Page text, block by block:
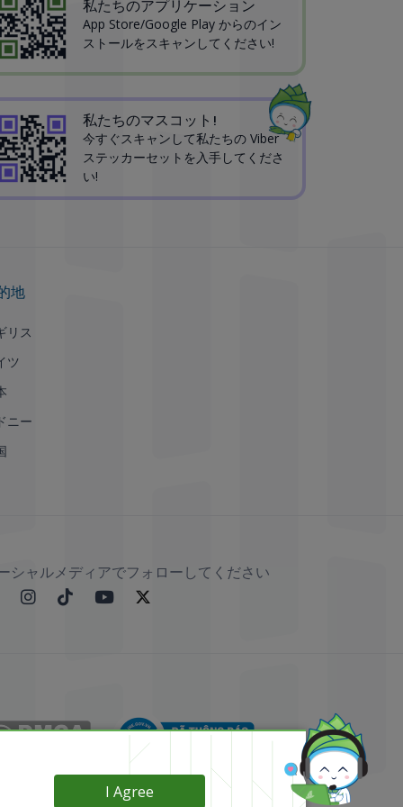
私たちのアプリケーション
App Store/Google Play からのイン
ストールをスキャンしてください!
私たちのマスコット!
今すぐスキャンして私たちの Viber
ステッカーセットを入手してくださ
い!
地
リス
ツ
ニー
シャルメディアでフォローしてください
I Agree